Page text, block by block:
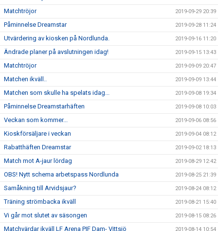
Matchtröjor 2019-09-29 20:39
Påminnelse Dreamstar 2019-09-28 11:24
Utvärdering av kiosken på Nordlunda. 2019-09-16 11:20
Ändrade planer på avslutningen idag! 2019-09-15 13:43
Matchtröjor 2019-09-09 20:47
Matchen ikväll.. 2019-09-09 13:44
Matchen som skulle ha spelats idag... 2019-09-08 19:34
Påminnelse Dreamstarhäften 2019-09-08 10:03
Veckan som kommer... 2019-09-06 08:56
Kioskförsäljare i veckan 2019-09-04 08:12
Rabatthäften Dreamstar 2019-09-02 18:13
Match mot A-jaur lördag 2019-08-29 12:42
OBS! Nytt schema arbetspass Nordlunda 2019-08-25 21:39
Samåkning till Arvidsjaur? 2019-08-24 08:12
Träning strömbacka ikväll 2019-08-21 15:40
Vi går mot slutet av säsongen 2019-08-15 08:26
Matchvärdar ikväll LF Arena PIF Dam- Vittsjö 2019-08-14 10:54